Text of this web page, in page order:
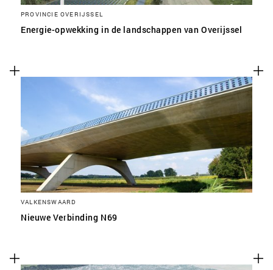
PROVINCIE OVERIJSSEL
Energie-opwekking in de landschappen van Overijssel
VALKENSWAARD
Nieuwe Verbinding N69